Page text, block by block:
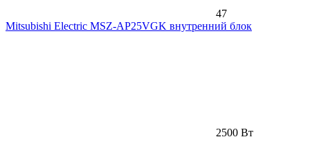
47
Mitsubishi Electric MSZ-AP25VGK внутренний блок
2500 Вт